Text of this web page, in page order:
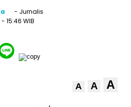
- Jurnalis
- 15:46 WIB
A A A